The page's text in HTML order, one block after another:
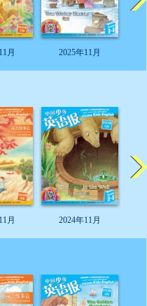
月 2025年11月
月 2024年11月